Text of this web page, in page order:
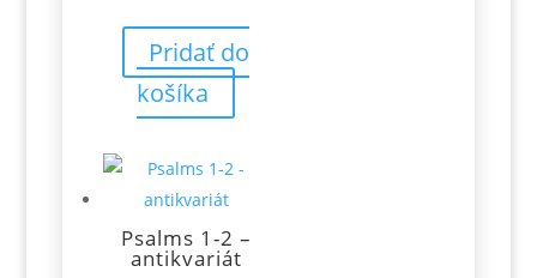
Pridať do
košíka
Psalms 1-2 –
antikvariát